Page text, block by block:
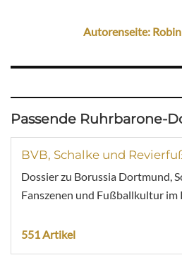
Autorenseite:
Passende Ruhrbarone-
BVB, Schalke und
Dossier zu Borussia Dortmund,
Fanszenen und Fußballkultur im
551 Artikel